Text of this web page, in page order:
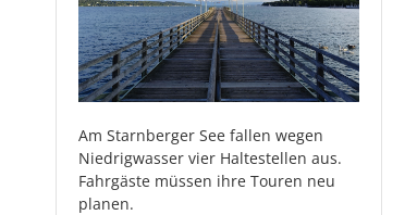
Am Starnberger See fallen wegen
Niedrigwasser vier Haltestellen aus.
Fahrgäste müssen ihre Touren neu
planen.